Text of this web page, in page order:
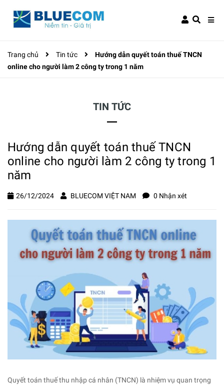
Trang chủ Tin tức
Hướng dẫn quyết toán thuế TNCN
online cho người làm 2 công ty trong 1 năm
TIN TỨC
Hướng dẫn quyết toán thuế TNCN
online cho người làm 2 công ty trong 1
năm
26/12/2024 BLUECOM VIỆT NAM 0 Nhận xét
Quyết toán thuế thu nhập cá nhân (TNCN) là nhiệm vụ quan trọng